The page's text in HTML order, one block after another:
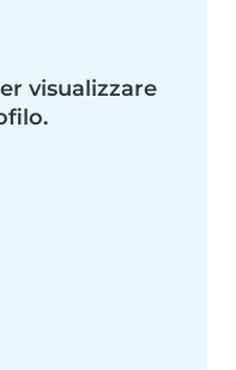
visualizzare